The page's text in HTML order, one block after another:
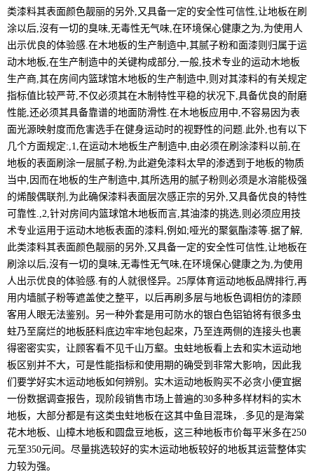
类漆料其表面颜色靓丽的另外,又具备一定的安全性可信性,让地板在刷
涂以后,沒有一切的臭味,无毒性无气味,在环境保心健康之为,为使用人
出示优良的体验感.在木地板的生产制造中,其腻子粉和面漆则归属于运
动木地板,在生产制造中的关键构成部分,一般,技术专业的运动木地板
生产商,其在房间内篮球馆木地板的生产制造中,则对其漆料的有关规定
指标值比较严苛,不仅必须其在木制特性平稳的状况下,具备优良的耐磨
性能,还必须其具备靠谱的地面防滑性.在木地板应用中,不容易因为表
面光源映射度而危害选手在健身运动时的视野性的问题.此外,也有以下
几个方面规定:,1,在运动木地板生产制造中,由必须在刷涂漆料以前,在
地板的表面刷涂一层腻子粉,为此避免漆料太早的渗透到于地板的物质
当中,因而在地板的生产制造中,其所选用的腻子粉则必须是水溶能极强
的烯酸偶联剂,为此确保漆料表面层次感正宗的另外,又具备优良的特性
可靠性.,2,针对房间内篮球馆木地板而言,其油漆的挑选,则必须应用技
术专业运用于运动木地板表面的漆料,例如;哑光的聚氨酯漆等.据了解,
此类漆料其表面颜色靓丽的另外,又具备一定的安全性可信性,让地板在
刷涂以后,沒有一切的臭味,无毒性无气味,在环境保心健康之为,为使用
人出示优良的体验感.有的人就很怪异。25厚体育运动地板品牌排行,再
用内墙腻子粉等遮盖使之整平，以后再刷多层与地板色调相仿的漆顾
客用人眼无法鉴别。另一种外套是用可防水的银白色铝铂将有很多虫
蛀乃至腐烂的地板胚料底边牢牢地包起來，乃至连两侧的连接头也裹
得密密实实，让顾客看不见千山万壑。虫蛀地板看上去和实木运动地
板区别并不大，可是性能指标和使用期的确受到非常大影响，因此我
们要学好实木运动地板如何辨别。实木运动地板购买不必贪小便宜据
一份数据调查报告，现阶段销售市场上普遍的30多种多样材料的实木
地板，大部分都是有这类虫蛀地板在这其中鱼目混珠，.多见的是海棠
花木地板、山樟木地板和圆盘豆地板，这三种地板市价每平米多在250
元至350元间。尽量挑选较好的实木运动地板较好的地板其运营整体实
力较为强。